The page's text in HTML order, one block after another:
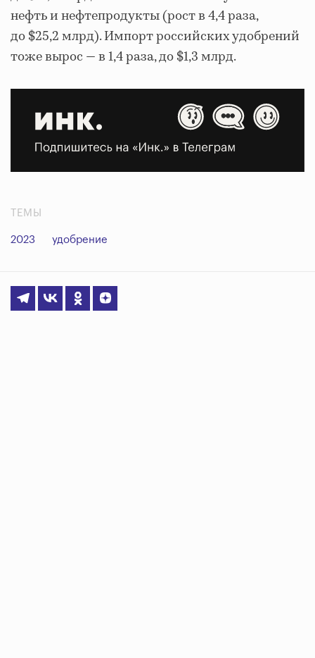
нефть и нефтепродукты (рост в 4,4 раза,
до $25,2 млрд). Импорт российских удобрений
тоже вырос — в 1,4 раза, до $1,3 млрд.
ТЕМЫ
2023 удобрение